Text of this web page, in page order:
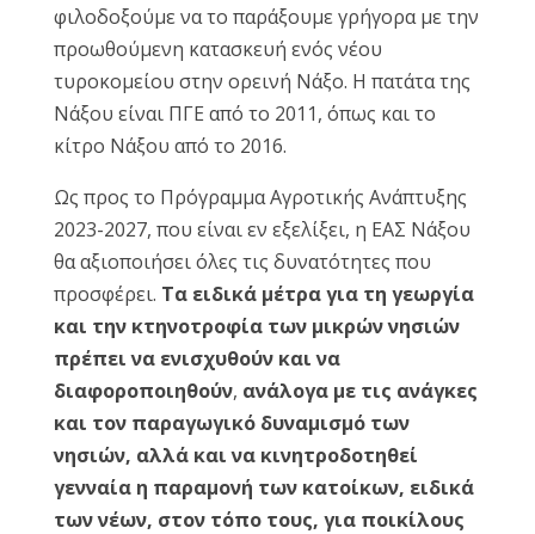
φιλοδοξούμε να το παράξουμε γρήγορα με την
προωθούμενη κατασκευή ενός νέου
τυροκομείου στην ορεινή Νάξο. Η πατάτα της
Νάξου είναι ΠΓΕ από το 2011, όπως και το
κίτρο Νάξου από το 2016.
Ως προς το Πρόγραμμα Αγροτικής Ανάπτυξης
2023-2027, που είναι εν εξελίξει, η ΕΑΣ Νάξου
θα αξιοποιήσει όλες τις δυνατότητες που
προσφέρει. Τα ειδικά μέτρα για τη γεωργία
και την κτηνοτροφία των μικρών νησιών
πρέπει να ενισχυθούν και να
διαφοροποιηθούν, ανάλογα με τις ανάγκες
και τον παραγωγικό δυναμισμό των
νησιών, αλλά και να κινητροδοτηθεί
γενναία η παραμονή των κατοίκων, ειδικά
των νέων, στον τόπο τους, για ποικίλους